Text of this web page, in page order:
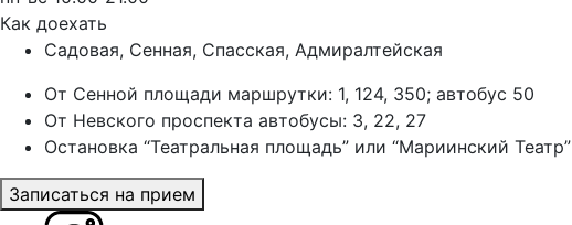
Как доехать
Садовая, Сенная, Спасская, Адмиралтейская
От Сенной площади маршрутки: 1, 124, 350; автобус 50
От Невского проспекта автобусы: 3, 22, 27
Остановка “Театральная площадь” или “Мариинский Театр”
Записаться на прием